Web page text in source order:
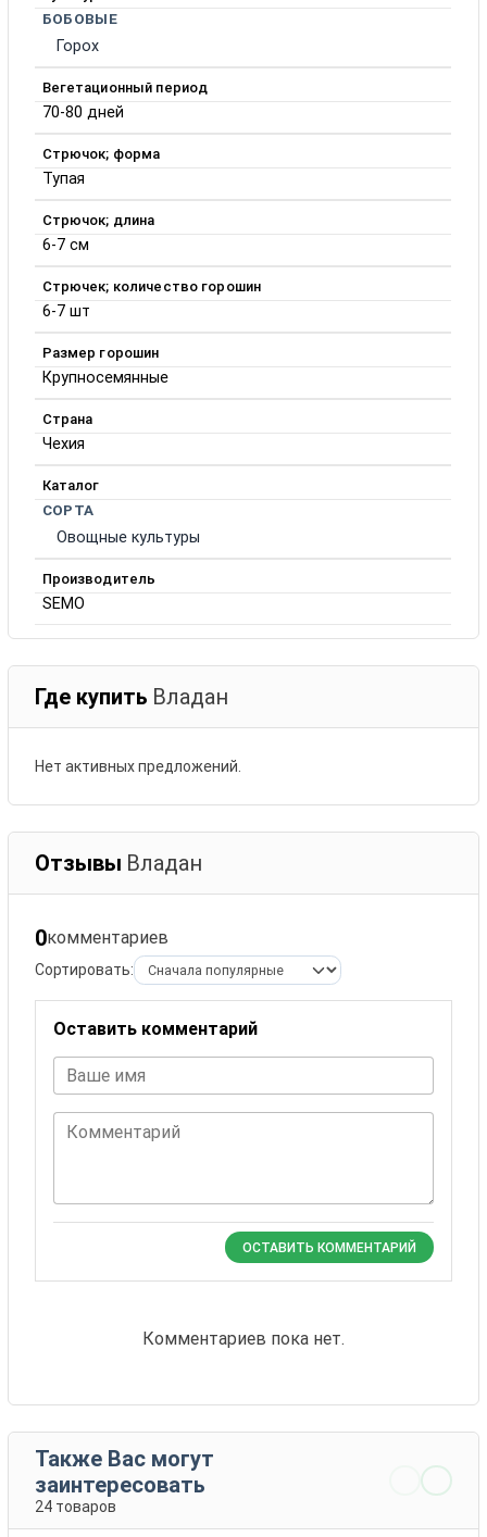
БОБОВЫЕ
Горох
Вегетационный период
70-80 дней
Стрючок; форма
Тупая
Стрючок; длина
6-7 см
Стрючек; количество горошин
6-7 шт
Размер горошин
Крупносемянные
Страна
Чехия
Каталог
СОРТА
Овощные культуры
Производитель
SEMO
Где купить Владан
Нет активных предложений.
Отзывы Владан
0комментариев
Сортировать:
Оставить комментарий
Ваше имя
Комментарий
ОСТАВИТЬ КОММЕНТАРИЙ
Комментариев пока нет.
Также Вас могут
заинтересовать
24 товаров